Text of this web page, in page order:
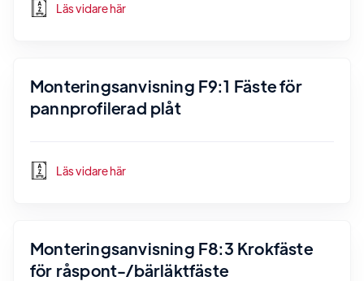
Läs vidare här
Monteringsanvisning F9:1 Fäste för
pannprofilerad plåt
Läs vidare här
Monteringsanvisning F8:3 Krokfäste
för råspont-/bärläktfäste